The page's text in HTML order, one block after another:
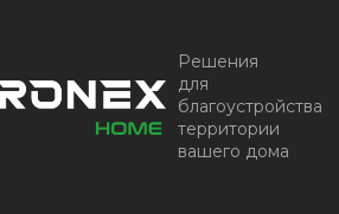
Решения
для
благоустройства
территории
вашего дома